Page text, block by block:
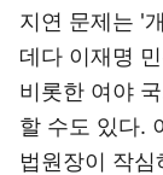
지연 문제는 '
데다 이재명
비롯한 여야
할 수도 있다.
법원장이 작